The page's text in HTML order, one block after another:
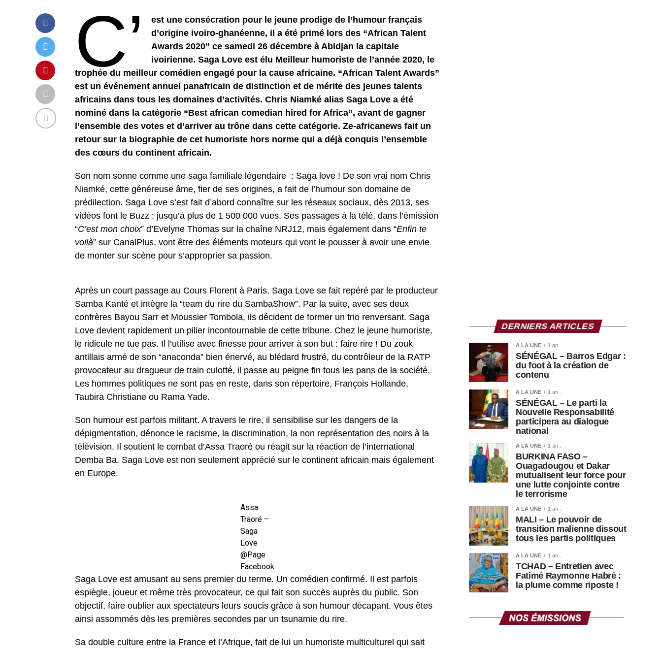
C’
est une consécration pour le jeune prodige de l’humour français
d’origine ivoiro-ghanéenne, il a été primé lors des “African Talent
Awards 2020” ce samedi 26 décembre à Abidjan la capitale
ivoirienne. Saga Love est élu Meilleur humoriste de l’année 2020, le
trophée du meilleur comédien engagé pour la cause africaine. “African Talent Awards”
est un événement annuel panafricain de distinction et de mérite des jeunes talents
africains dans tous les domaines d’activités. Chris Niamké alias Saga Love a été
nominé dans la catégorie “Best african comedian hired for Africa”, avant de gagner
l’ensemble des votes et d’arriver au trône dans cette catégorie. Ze-africanews fait un
retour sur la biographie de cet humoriste hors norme qui a déjà conquis l’ensemble
des cœurs du continent africain.
Son nom sonne comme une saga familiale légendaire : Saga love ! De son vrai nom Chris
Niamké, cette généreuse âme, fier de ses origines, a fait de l’humour son domaine de
prédilection. Saga Love s’est fait d’abord connaître sur les réseaux sociaux, dès 2013, ses
vidéos font le Buzz : jusqu’à plus de 1 500 000 vues. Ses passages à la télé, dans l’émission
“C’est mon choix” d’Evelyne Thomas sur la chaîne NRJ12, mais également dans “Enfin te
voilà” sur CanalPlus, vont être des éléments moteurs qui vont le pousser à avoir une envie
de monter sur scène pour s’approprier sa passion.
Après un court passage au Cours Florent à Paris, Saga Love se fait repéré par le producteur
Samba Kanté et intègre la “team du rire du SambaShow”. Par la suite, avec ses deux
confrères Bayou Sarr et Moussier Tombola, ils décident de former un trio renversant. Saga
Love devient rapidement un pilier incontournable de cette tribune. Chez le jeune humoriste,
le ridicule ne tue pas. Il l’utilise avec finesse pour arriver à son but : faire rire ! Du zouk
antillais armé de son “anaconda” bien énervé, au blédard frustré, du contrôleur de la RATP
provocateur au dragueur de train culotté, il passe au peigne fin tous les pans de la société.
Les hommes politiques ne sont pas en reste, dans son répertoire, François Hollande,
Taubira Christiane ou Rama Yade.
Son humour est parfois militant. A travers le rire, il sensibilise sur les dangers de la
dépigmentation, dénonce le racisme, la discrimination, la non représentation des noirs à la
télévision. Il soutient le combat d’Assa Traoré ou réagit sur la réaction de l’international
Demba Ba. Saga Love est non seulement apprécié sur le continent africain mais également
en Europe.
Assa
Traoré –
Saga
Love
@Page
Facebook
Saga Love est amusant au sens premier du terme. Un comédien confirmé. Il est parfois
espiègle, joueur et même très provocateur, ce qui fait son succès auprès du public. Son
objectif, faire oublier aux spectateurs leurs soucis grâce à son humour décapant. Vous êtes
ainsi assommés dès les premières secondes par un tsunamie du rire.
Sa double culture entre la France et l’Afrique, fait de lui un humoriste multiculturel qui sait
DERNIERS ARTICLES
A LA UNE 1 an .
SÉNÉGAL – Barros Edgar :
du foot à la création de
contenu
A LA UNE 1 an .
SÉNÉGAL – Le parti la
Nouvelle Responsabilité
participera au dialogue
national
A LA UNE 1 an .
BURKINA FASO –
Ouagadougou et Dakar
mutualisent leur force pour
une lutte conjointe contre
le terrorisme
A LA UNE 1 an .
MALI – Le pouvoir de
transition malienne dissout
tous les partis politiques
A LA UNE 1 an .
TCHAD – Entretien avec
Fatimé Raymonne Habré :
la plume comme riposte !